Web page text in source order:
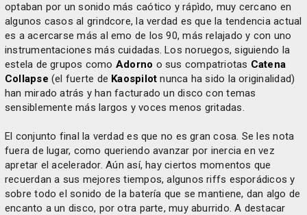
optaban por un sonido más caótico y rápìdo, muy cercano en
algunos casos al grindcore, la verdad es que la tendencia actual
es a acercarse más al emo de los 90, más relajado y con uno
instrumentaciones más cuidadas. Los noruegos, siguiendo la
estela de grupos como Adorno o sus compatriotas Catena
Collapse (el fuerte de Kaospilot nunca ha sido la originalidad)
han mirado atrás y han facturado un disco con temas
sensiblemente más largos y voces menos gritadas.
El conjunto final la verdad es que no es gran cosa. Se les nota
fuera de lugar, como queriendo avanzar por inercia en vez
apretar el acelerador. Aún así, hay ciertos momentos que
recuerdan a sus mejores tiempos, algunos riffs esporádicos y
sobre todo el sonido de la batería que se mantiene, dan algo de
encanto a un disco, por otra parte, muy aburrido. A destacar